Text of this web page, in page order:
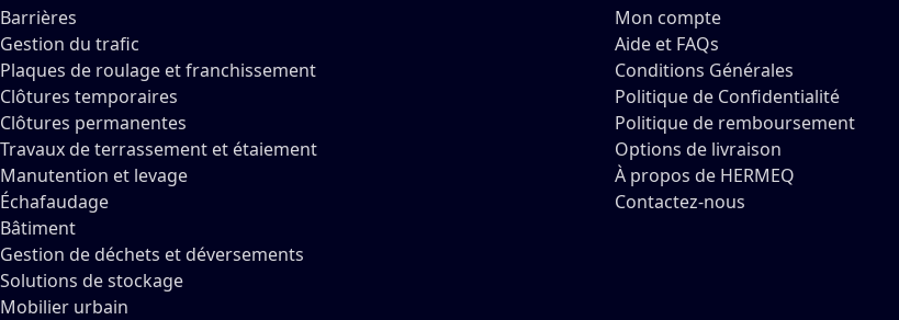
Barrières
Gestion du trafic
Plaques de roulage et franchissement
Clôtures temporaires
Clôtures permanentes
Travaux de terrassement et étaiement
Manutention et levage
Échafaudage
Bâtiment
Gestion de déchets et déversements
Solutions de stockage
Mobilier urbain
Mon compte
Aide et FAQs
Conditions Générales
Politique de Confidentialité
Politique de remboursement
Options de livraison
À propos de HERMEQ
Contactez-nous